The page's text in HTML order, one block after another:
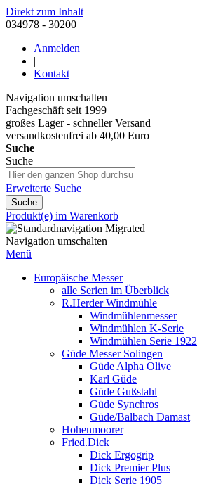
Direkt zum Inhalt
034978 - 30200
Anmelden
|
Kontakt
Navigation umschalten
Fachgeschäft seit 1999
großes Lager - schneller Versand
versandkostenfrei ab 40,00 Euro
Suche
Suche
Erweiterte Suche
Suche
Produkt(e) im Warenkorb
Navigation umschalten
Menü
Europäische Messer
alle Serien im Überblick
R.Herder Windmühle
Windmühlenmesser
Windmühlen K-Serie
Windmühlen Serie 1922
Güde Messer Solingen
Güde Alpha Olive
Karl Güde
Güde Gußstahl
Güde Synchros
Güde/Balbach Damast
Hohenmoorer
Fried.Dick
Dick Ergogrip
Dick Premier Plus
Dick Serie 1905